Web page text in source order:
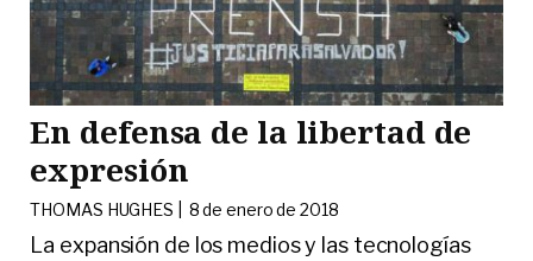
En defensa de la libertad de
expresión
THOMAS HUGHES | 8 de enero de 2018
La expansión de los medios y las tecnologías